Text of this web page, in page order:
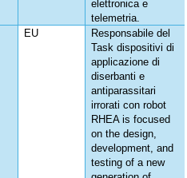
elettronica e
telemetria.
EU
Responsabile del
Task dispositivi di
applicazione di
diserbanti e
antiparassitari
irrorati con robot
RHEA is focused
on the design,
development, and
testing of a new